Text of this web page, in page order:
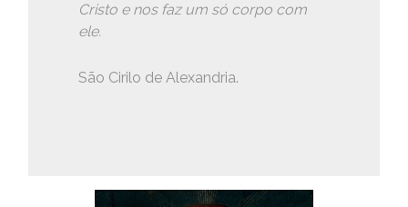
Cristo e nos faz um só corpo com
ele.
São Cirilo de Alexandria.